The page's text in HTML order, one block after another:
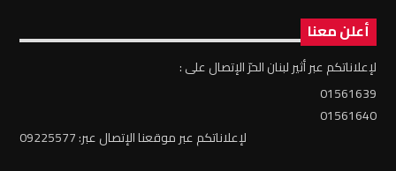
أعلن معنا
لإعلاناتكم عبر أثير لبنان الحرّ الإتصال على :
01561639
01561640
لإعلاناتكم عبر موقعنا الإتصال عبر: 09225577